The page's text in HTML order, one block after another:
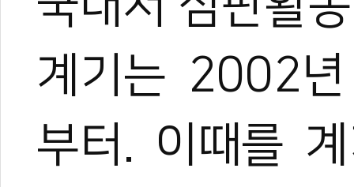
계기는 2002
부터. 이때를